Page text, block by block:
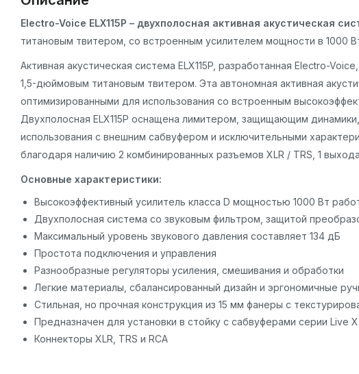
Electro-Voice ELX115P – двухполосная активная акустическая
титановым твитером, со встроенным усилителем мощности в 1000
Активная акустическая система ELX115P, разработанная Electro-
1,5-дюймовым титановым твитером. Эта автономная активная
оптимизированными для использования со встроенным
Двухполосная ELX115P оснащена лимитером, защищающим
использования с внешним сабвуфером и исключительными
благодаря наличию 2 комбинированных разъемов XLR / TRS, 1 выхода
Основные характеристики:
Высокоэффективный усилитель класса D мощностью 1000 Вт
Двухполосная система со звуковым фильтром, защитой
Максимальный уровень звукового давления составляет 134 дБ
Простота подключения и управления
Разнообразные регуляторы усиления, смешивания и обработки
Легкие материалы, сбалансированный дизайн и эргономичные
Стильная, но прочная конструкция из 15 мм фанеры с
Предназначен для установки в стойку с сабвуферами серии Live X
Коннекторы XLR, TRS и RCA